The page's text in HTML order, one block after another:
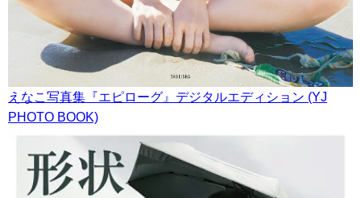
えなこ写真集『エピローグ』デジタルエディション (YJ
PHOTO BOOK)